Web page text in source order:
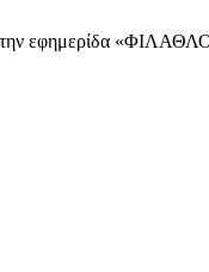
εφημερίδα